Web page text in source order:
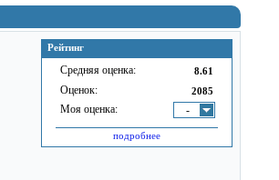
Рейтинг
Средняя оценка: 8.61
Оценок: 2085
Моя оценка: -
подробнее